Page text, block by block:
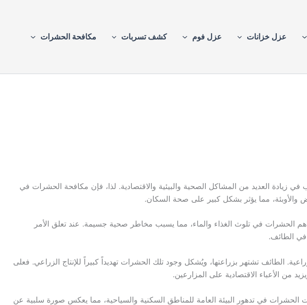
عزل خزانات عزل فوم كشف تسربات مكافحة الحشرات
في زيادة العديد من المشاكل الصحية والبيئية والاقتصادية. لذا، فإن مكافحة الحشرات في
مما يؤثر بشكل كبير على صحة السكان.
الحشرات في تلوث الغذاء والماء، مما يسبب مخاطر صحية جسيمة. عند تعلق الأمر
في الطائف.
الطائف تشتهر بزراعتها، ويُشكل وجود تلك الحشرات تهديداً كبيراً للإنتاج الزراعي. فعلى
من الأعباء الاقتصادية على المزارعين.
في تدهور البيئة العامة للمناطق السكنية والسياحية، مما يعكس صورة سلبية عن